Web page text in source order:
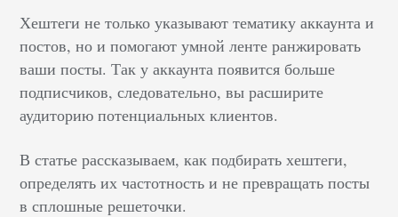
Хештеги не только указывают тематику аккаунта и
постов, но и помогают умной ленте ранжировать
ваши посты. Так у аккаунта появится больше
подписчиков, следовательно, вы расширите
аудиторию потенциальных клиентов.
В статье рассказываем, как подбирать хештеги,
определять их частотность и не превращать посты
в сплошные решеточки.